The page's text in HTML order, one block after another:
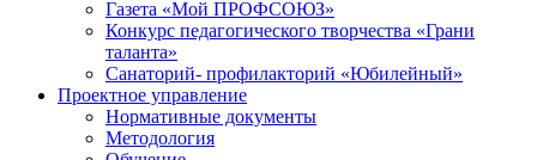
Газета «Мой ПРОФСОЮЗ»
Конкурс педагогического творчества «Грани
таланта»
Санаторий- профилакторий «Юбилейный»
Проектное управление
Нормативные документы
Методология